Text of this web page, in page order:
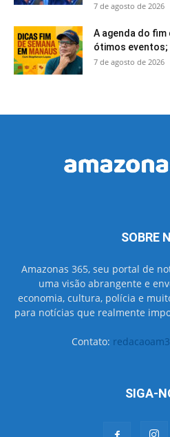
7 de agosto de 2026
A agenda do
ótimos
7 de agosto de 2026
SOBRE
Amazonas 365, seu portal de
uma visão abrangente e
economia, cultura, polícia e
para notícias que realmente
Contato:
SIGA-